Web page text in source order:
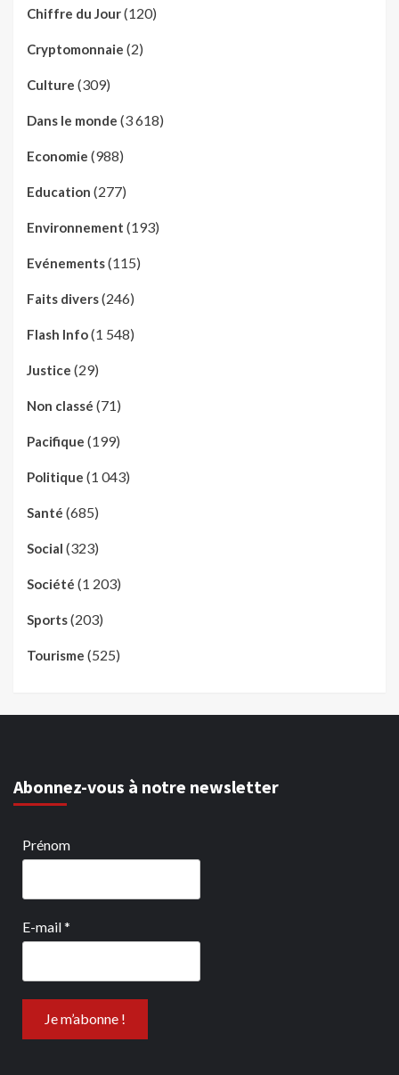
Chiffre du Jour(120)
Cryptomonnaie (2)
Culture (309)
Dans le monde (3 618)
Economie (988)
Education (277)
Environnement (193)
Evénements(115)
Faits divers(246)
Flash Info(1 548)
Justice (29)
Non classé (71)
Pacifique (199)
Politique (1 043)
Santé (685)
Social (323)
Société (1 203)
Sports(203)
Tourisme (525)
Abonnez-vous à notre newsletter
Prénom
E-mail*